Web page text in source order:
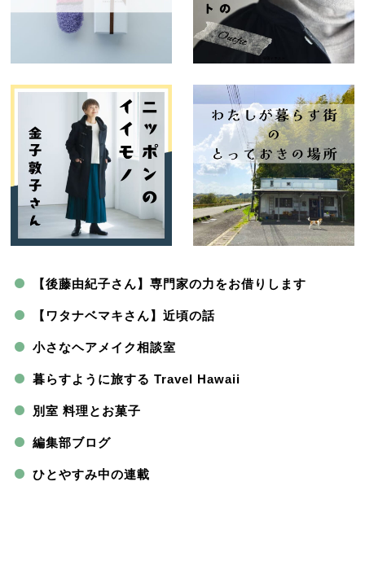
【後藤由紀子さん】専門家の力をお借りします
【ワタナベマキさん】近頃の話
小さなヘアメイク相談室
暮らすように旅する Travel Hawaii
別室 料理とお菓子
編集部ブログ
ひとやすみ中の連載